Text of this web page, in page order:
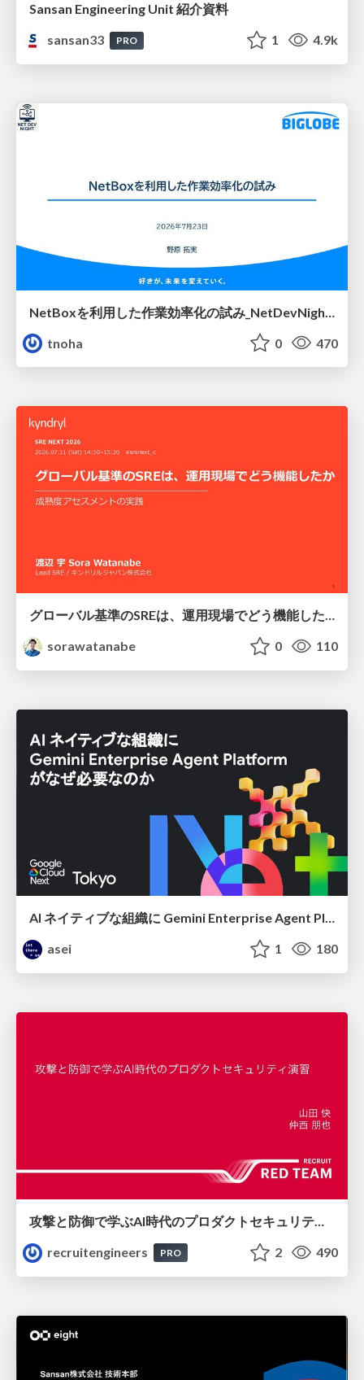
Sansan Engineering Unit 紹介資料
sansan33
PRO 1 4.9k
tnoha
0 470
グローバル基準のSREは、運用現場でどう機能したか：成熟度アセスメントの実践 ／ SRE NEXT 2026
sorawatanabe
0 110
AI ネイティブな組織に Gemini Enterprise Agent Platform がなぜ必要なのか
asei
1 180
recruitengineers
PRO 2 490